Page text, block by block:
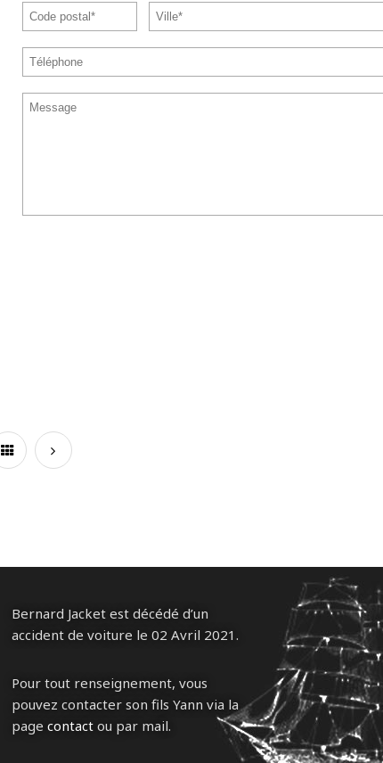
Bernard Jacket est décédé d’un
accident de voiture le 02 Avril 2021.
Pour tout renseignement, vous
pouvez contacter son fils Yann via la
page contactou par mail.